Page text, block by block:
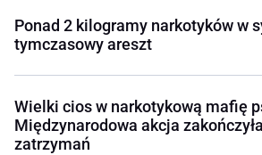
Ponad 2 kilogramy narkotyków w
tymczasowy areszt
Wielki cios w narkotykową mafię
Międzynarodowa akcja
zatrzymań